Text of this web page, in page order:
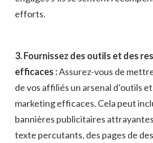
efforts.
3. Fournissez des outils et des
efficaces :Assurez-vous ⁣de
de vos affiliés un arsenal d’outils
marketing efficaces. Cela peut
bannières ⁣publicitaires
texte percutants, des pages de